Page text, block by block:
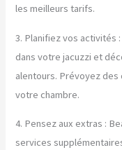
les meilleurs tarifs.
3. Planifiez vos activités
dans votre jacuzzi et
alentours. Prévoyez
votre chambre.
4. Pensez aux extras :
services